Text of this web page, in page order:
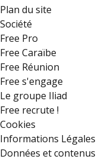
Plan du site
Société
Free Pro
Free Caraïbe
Free Réunion
Free s'engage
Le groupe Iliad
Free recrute !
Cookies
Informations Légales
Données et contenus